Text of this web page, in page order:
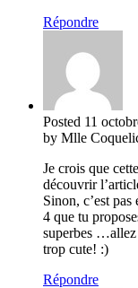
Répondre
Posted 11
by Mlle
Je crois que
découvrir
Sinon, c’est
4 que tu
superbes …allez
trop cute! :)
Répondre